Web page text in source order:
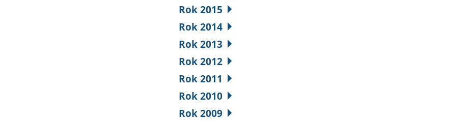
Rok 2015
Rok 2014
Rok 2013
Rok 2012
Rok 2011
Rok 2010
Rok 2009